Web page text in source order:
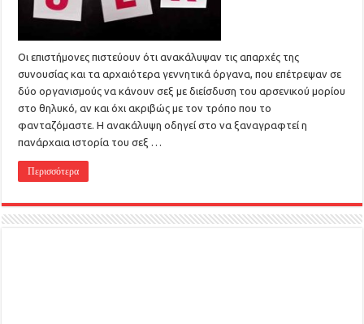
Οι επιστήμονες πιστεύουν ότι ανακάλυψαν τις απαρχές της
συνουσίας και τα αρχαιότερα γεννητικά όργανα, που επέτρεψαν σε
δύο οργανισμούς να κάνουν σεξ με διείσδυση του αρσενικού μορίου
στο θηλυκό, αν και όχι ακριβώς με τον τρόπο που το
φανταζόμαστε. Η ανακάλυψη οδηγεί στο να ξαναγραφτεί η
πανάρχαια ιστορία του σεξ …
Περισσότερα